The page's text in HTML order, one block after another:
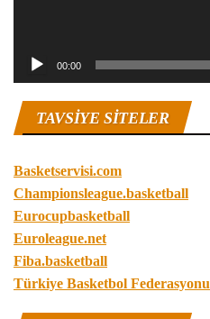
00:00
TAVSIYE SITELER
Basketservisi.com
Championsleague.basketball
Eurocupbasketball
Euroleague.net
Fiba.basketball
Türkiye Basketbol Federasyonu